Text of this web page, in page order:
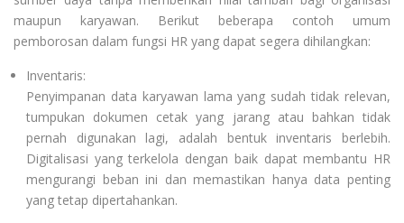
maupun karyawan. Berikut beberapa contoh umum
pemborosan dalam fungsi HR yang dapat segera dihilangkan:
Inventaris:
Penyimpanan data karyawan lama yang sudah tidak relevan,
tumpukan dokumen cetak yang jarang atau bahkan tidak
pernah digunakan lagi, adalah bentuk inventaris berlebih.
Digitalisasi yang terkelola dengan baik dapat membantu HR
mengurangi beban ini dan memastikan hanya data penting
yang tetap dipertahankan.